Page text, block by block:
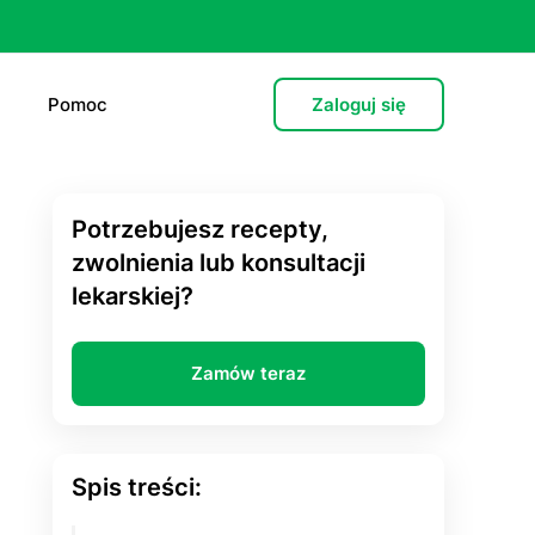
lekarska
psychiatryczna (dorośli)
Pomoc Zaloguj się
Potrzebujesz recepty,
zwolnienia lub konsultacji
lekarskiej?
Zamów teraz
Spis treści: